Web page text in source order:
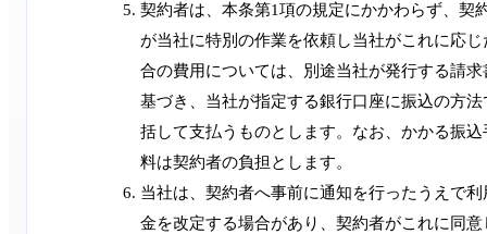
契約者は、本条第1項の規定にかかわらず、契
が当社に特別の作業を依頼し当社がこれに応じ
合の費用については、別途当社が発行する請求
基づき、当社が指定する銀行口座に振込の方法
括して支払うものとします。なお、かかる振込
料は契約者の負担とします。
当社は、契約者へ事前に通知を行ったうえで利
金を改定する場合があり、契約者がこれに同意